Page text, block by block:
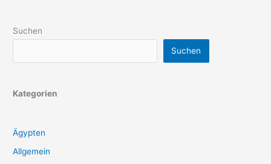
Suchen
Suchen
Kategorien
Ägypten
Allgemein